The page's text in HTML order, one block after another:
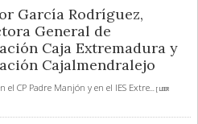
García Rodríguez,
General de
Caja Extremadura y
Cajalmendralejo
el CP Padre Manjón y en el IES Extre... [ LEER